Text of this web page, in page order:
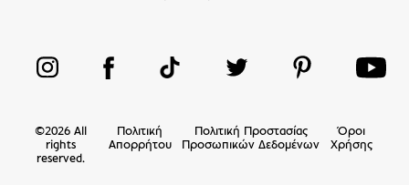
©2026 All
rights
reserved.
Πολιτική
Απορρήτου
Πολιτική Προστασίας
Προσωπικών Δεδομένων
Όροι
Χρήσης